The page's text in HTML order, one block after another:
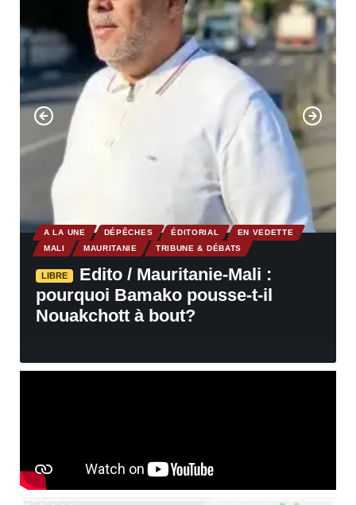
A LA UNE DÉPÊCHES ÉDITORIAL
EN VEDETTE
MALI
MAURITANIE TRIBUNE & DÉBATS
LIBRE
Edito / Mauritanie-Mali :
pourquoi Bamako pousse-t-il
Nouakchott à bout?